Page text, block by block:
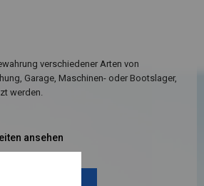
verschiedener Arten von
Garage, Maschinen- oder Bootslager,
werden.
ansehen